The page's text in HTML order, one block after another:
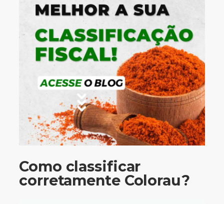
Como classificar
corretamente Colorau?